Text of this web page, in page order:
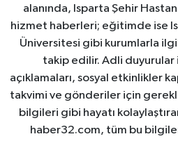
alanında, Isparta Şehir
hizmet haberleri; eğitimde ise
Üniversitesi gibi kurumlarla
takip edilir. Adli duyurular
açıklamaları, sosyal etkinlikler
takvimi ve gönderiler için
bilgileri gibi hayatı
haber32.com, tüm bu